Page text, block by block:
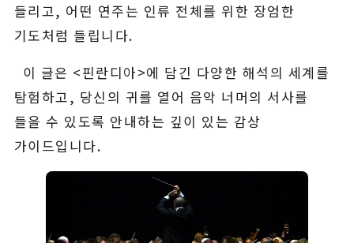
들리고, 어떤 연주는 인류 전체를 위한 장엄한
기도처럼 들립니다.
이 글은 <핀란디아>에 담긴 다양한 해석의 세계를
탐험하고, 당신의 귀를 열어 음악 너머의 서사를
들을 수 있도록 안내하는 깊이 있는 감상
가이드입니다.